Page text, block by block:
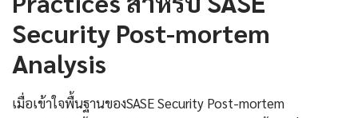
Security Post-mortem
Analysis
เมื่อเข้าใจพื้นฐานของSASE Security Post-mortem